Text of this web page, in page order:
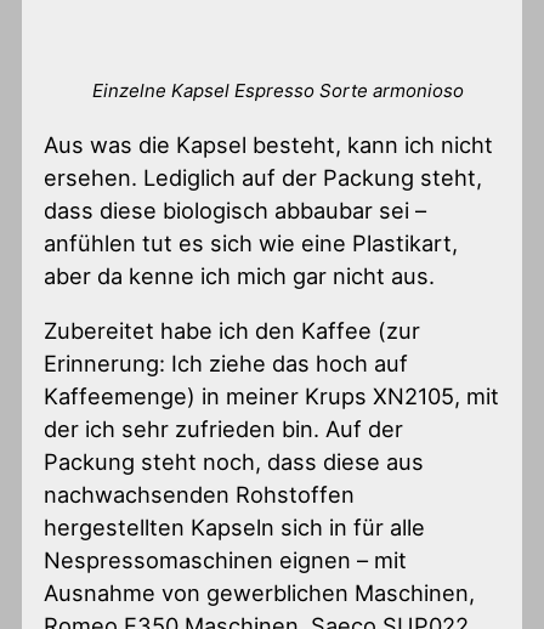
Einzelne Kapsel Espresso Sorte armonioso
Aus was die Kapsel besteht, kann ich nicht
ersehen. Lediglich auf der Packung steht,
dass diese biologisch abbaubar sei –
anfühlen tut es sich wie eine Plastikart,
aber da kenne ich mich gar nicht aus.
Zubereitet habe ich den Kaffee (zur
Erinnerung: Ich ziehe das hoch auf
Kaffeemenge) in meiner Krups XN2105, mit
der ich sehr zufrieden bin. Auf der
Packung steht noch, dass diese aus
nachwachsenden Rohstoffen
hergestellten Kapseln sich in für alle
Nespressomaschinen eignen – mit
Ausnahme von gewerblichen Maschinen,